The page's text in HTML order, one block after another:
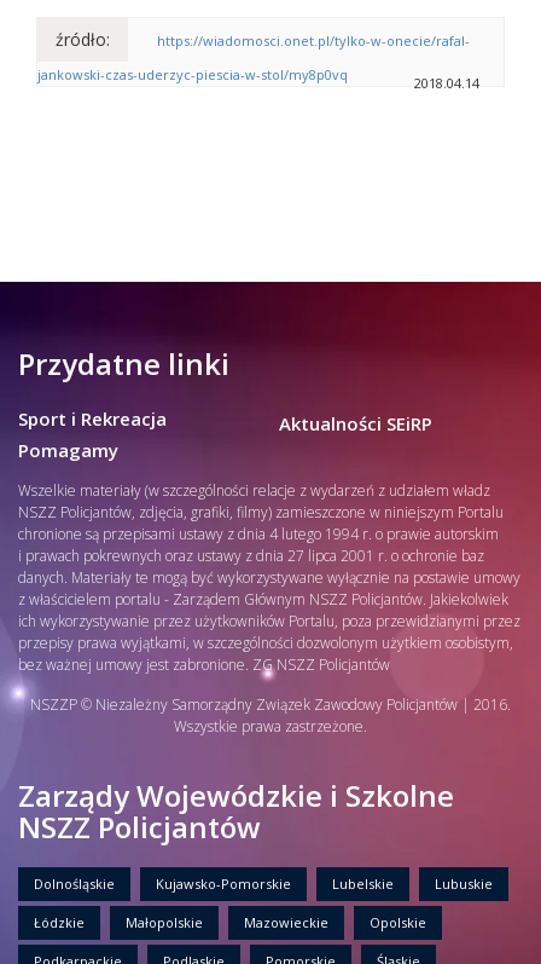
źródło:
https://wiadomosci.onet.pl/tylko-w-onecie/rafal-
jankowski-czas-uderzyc-piescia-w-stol/my8p0vq
2018.04.14
Przydatne linki
Sport i Rekreacja
Pomagamy
Aktualności SEiRP
Wszelkie materiały (w szczególności relacje z wydarzeń z udziałem władz
NSZZ Policjantów, zdjęcia, grafiki, filmy) zamieszczone w niniejszym Portalu
chronione są przepisami ustawy z dnia 4 lutego 1994 r. o prawie autorskim
i prawach pokrewnych oraz ustawy z dnia 27 lipca 2001 r. o ochronie baz
danych. Materiały te mogą być wykorzystywane wyłącznie na postawie umowy
z właścicielem portalu - Zarządem Głównym NSZZ Policjantów. Jakiekolwiek
ich wykorzystywanie przez użytkowników Portalu, poza przewidzianymi przez
przepisy prawa wyjątkami, w szczególności dozwolonym użytkiem osobistym,
bez ważnej umowy jest zabronione. ZG NSZZ Policjantów
NSZZP © Niezależny Samorządny Związek Zawodowy Policjantów | 2016.
Wszystkie prawa zastrzeżone.
Zarządy Wojewódzkie i Szkolne
NSZZ Policjantów
Dolnośląskie Kujawsko-Pomorskie Lubelskie Lubuskie
Łódzkie Małopolskie Mazowieckie Opolskie